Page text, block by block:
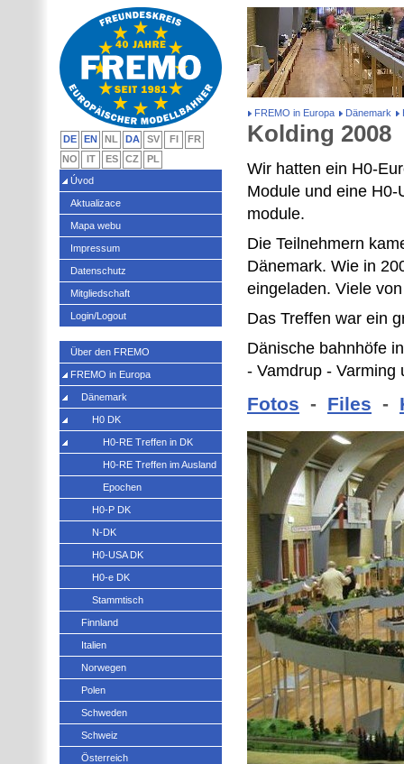
FREMO in Europa Dänemark
Kolding 2008
Wir hatten ein H0-
Module und eine
module.
Die Teilnehmern
Dänemark. Wie in
eingeladen. Viele
Das Treffen war ein
Dänische bahnhöfe
- Vamdrup - Varming
Fotos - Files -
DE EN NL DA SV FI
FR
NO
IT ES CZ
PL
Úvod
Aktualizace
Mapa webu
Impressum
Datenschutz
Mitgliedschaft
Login/Logout
Über den FREMO
FREMO in Europa
Dänemark
H0 DK
H0-RE Treffen in DK
H0-RE Treffen im Ausland
Epochen
H0-P DK
N-DK
H0-USA DK
H0-e DK
Stammtisch
Finnland
Italien
Norwegen
Polen
Schweden
Schweiz
Österreich